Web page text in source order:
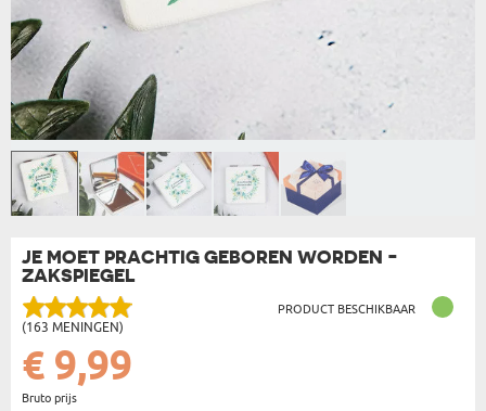
JE MOET PRACHTIG GEBOREN WORDEN -
ZAKSPIEGEL
(163 MENINGEN)
PRODUCT BESCHIKBAAR
€ 9,99
Bruto prijs